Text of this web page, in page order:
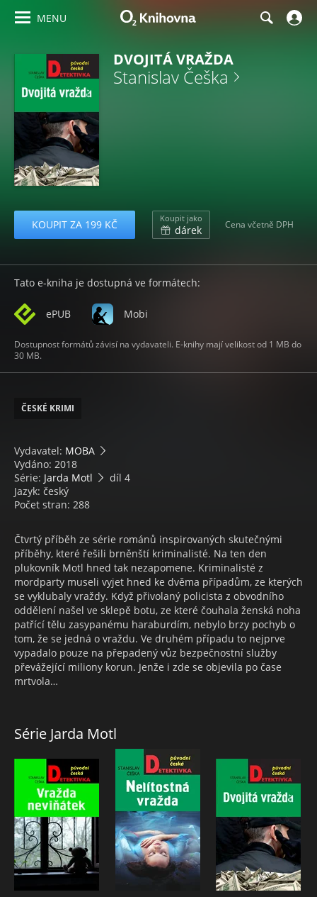
MENU
DVOJITÁ VRAŽDA
Stanislav Češka
KOUPIT ZA 199 KČ Koupit jako
dárek Cena včetně DPH
Tato e-kniha je dostupná ve formátech:
ePUB Mobi
Dostupnost formátů závisí na vydavateli. E-knihy mají velikost od 1 MB do
30 MB.
ČESKÉ KRIMI
Vydavatel: MOBA
Vydáno: 2018
Série: Jarda Motl
díl 4
Jazyk: český
Počet stran: 288
Čtvrtý příběh ze série románů inspirovaných skutečnými
příběhy, které řešili brněnští kriminalisté. Na ten den
plukovník Motl hned tak nezapomene. Kriminalisté z
mordparty museli vyjet hned ke dvěma případům, ze kterých
se vyklubaly vraždy. Když přivolaný policista z obvodního
oddělení našel ve sklepě botu, ze které čouhala ženská noha
patřící tělu zasypanému haraburdím, nebylo brzy pochyb o
tom, že se jedná o vraždu. Ve druhém případu to nejprve
vypadalo pouze na přepadený vůz bezpečnostní služby
převážející miliony korun. Jenže i zde se objevila po čase
mrtvola…
Série Jarda Motl